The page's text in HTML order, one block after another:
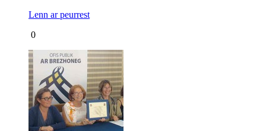
Lenn ar peurrest
0